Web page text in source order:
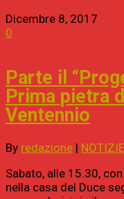
Dicembre 8, 2017
0
Parte il
Prima pietra
Ventennio
By redazione | NOTIZIE
Sabato, alle 15.30,
nella casa del Duce